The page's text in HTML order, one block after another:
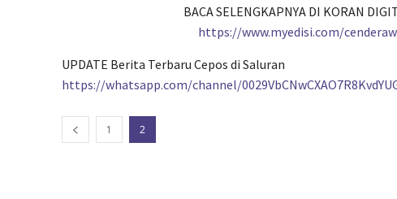
BACA SELENGKAPNYA DI KORAN
https://www.myedisi.com/
UPDATE Berita Terbaru Cepos di Saluran
https://whatsapp.com/channel/
1 2